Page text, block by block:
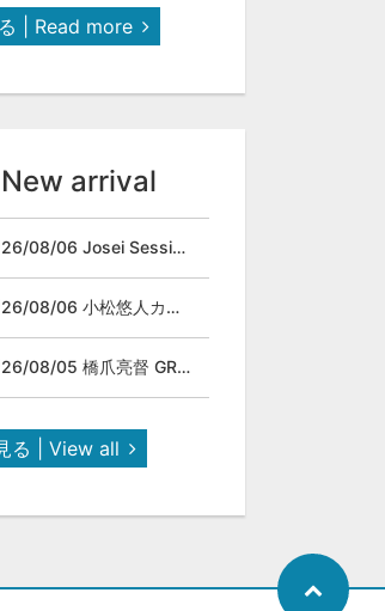
| Read more
arrival
🎥26/08/06 Josei Session
🎥26/08/06 小松悠人カルテット
🎥26/08/05 橋爪亮督 GROUP
る | View all